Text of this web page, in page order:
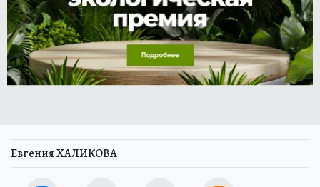
Евгения ХАЛИКОВА